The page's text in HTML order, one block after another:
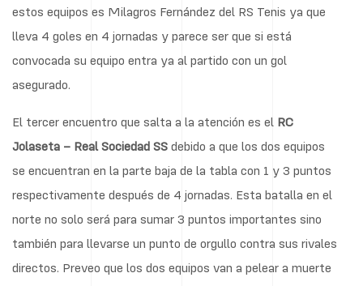
estos equipos es Milagros Fernández del RS Tenis ya que
lleva 4 goles en 4 jornadas y parece ser que si está
convocada su equipo entra ya al partido con un gol
asegurado.
El tercer encuentro que salta a la atención es el RC
Jolaseta – Real Sociedad SS debido a que los dos equipos
se encuentran en la parte baja de la tabla con 1 y 3 puntos
respectivamente después de 4 jornadas. Esta batalla en el
norte no solo será para sumar 3 puntos importantes sino
también para llevarse un punto de orgullo contra sus rivales
directos. Preveo que los dos equipos van a pelear a muerte